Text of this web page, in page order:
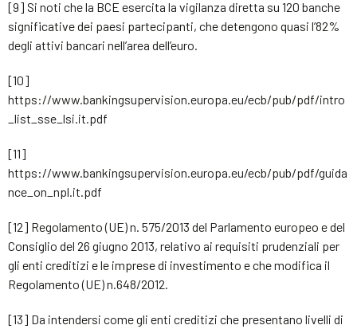
[9] Si noti che la BCE esercita la vigilanza diretta su 120 banche
significative dei paesi partecipanti, che detengono quasi l’82%
degli attivi bancari nell’area dell’euro.
[10]
https://www.bankingsupervision.europa.eu/ecb/pub/pdf/intro
_list_sse_lsi.it.pdf
[11]
https://www.bankingsupervision.europa.eu/ecb/pub/pdf/guida
nce_on_npl.it.pdf
[12] Regolamento (UE) n. 575/2013 del Parlamento europeo e del
Consiglio del 26 giugno 2013, relativo ai requisiti prudenziali per
gli enti creditizi e le imprese di investimento e che modifica il
Regolamento (UE) n.648/2012.
[13] Da intendersi come gli enti creditizi che presentano livelli di